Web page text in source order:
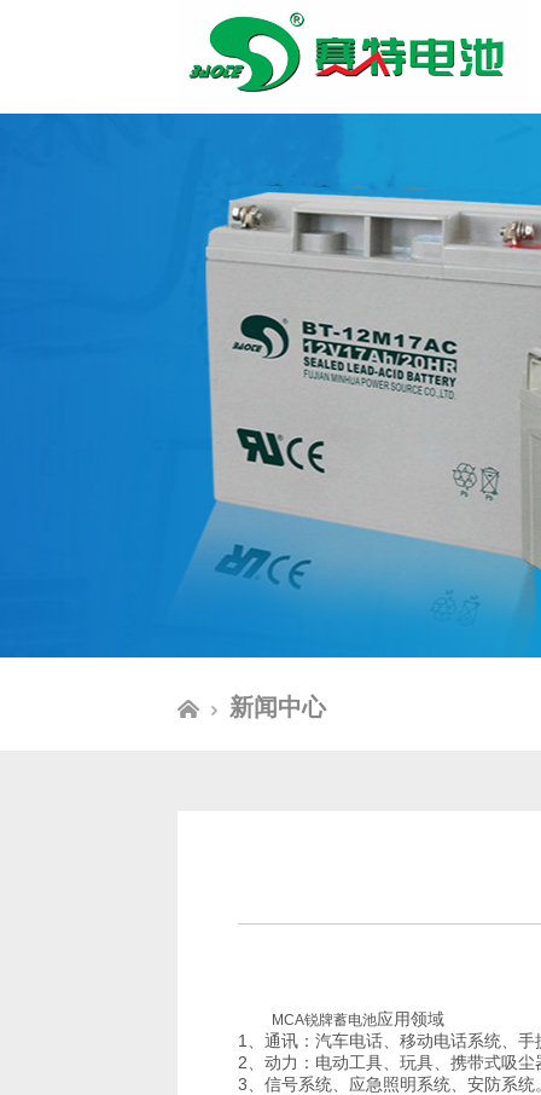
新闻中心
MCA锐牌蓄电池应用领域
1、通讯：汽车电话、移动电话系统、
2、动力：电动工具、玩具、携带式吸
3、信号系统、应急照明系统、安防系统